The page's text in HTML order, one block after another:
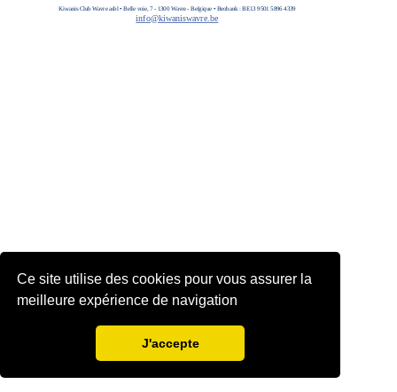
Ce site utilise des cookies pour vous assurer la
meilleure expérience de navigation
J'accepte
Kiwanis Club Wavre asbl • Belle voie, 7 - 1300 Wavre - Belgique • Beobank : BE13 9501 5896 4339
info@kiwaniswavre.be